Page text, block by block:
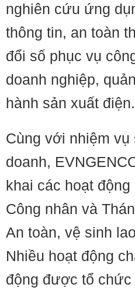
nghiên cứu ứng
thông tin, an toàn
đổi số phục vụ
doanh nghiệp,
hành sản xuất điện.
Cùng với nhiệm vụ
doanh,
khai các hoạt
Công nhân và
An toàn, vệ sinh
Nhiều hoạt động
động được tổ